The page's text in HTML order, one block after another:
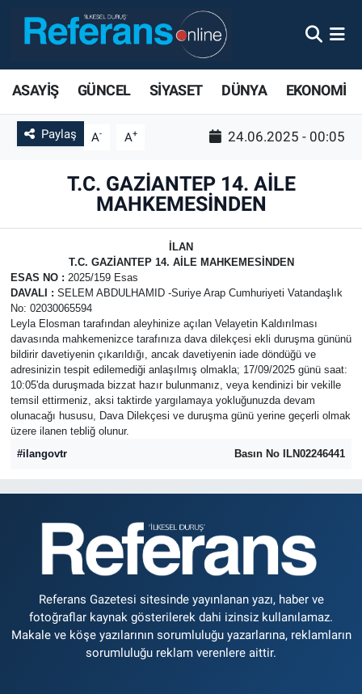
ASAYİŞ GÜNCEL SİYASET DÜNYA EKONOMİ
Paylaş A- A+ 24.06.2025 - 00:05
T.C. GAZİANTEP 14. AİLE
MAHKEMESİNDEN
İLAN
T.C. GAZİANTEP 14. AİLE MAHKEMESİNDEN
ESAS NO : 2025/159 Esas
DAVALI : SELEM ABDULHAMID -Suriye Arap Cumhuriyeti Vatandaşlık
No: 02030065594
Leyla Elosman tarafından aleyhinize açılan Velayetin Kaldırılması
davasında mahkemenizce tarafınıza dava dilekçesi ekli duruşma gününü
bildirir davetiyenin çıkarıldığı, ancak davetiyenin iade döndüğü ve
adresinizin tespit edilemediği anlaşılmış olmakla; 17/09/2025 günü saat:
10:05'da duruşmada bizzat hazır bulunmanız, veya kendinizi bir vekille
temsil ettirmeniz, aksi taktirde yargılamaya yokluğunuzda devam
olunacağı hususu, Dava Dilekçesi ve duruşma günü yerine geçerli olmak
üzere ilanen tebliğ olunur.
#ilangovtr
Basın No ILN02246441
Referans Gazetesi sitesinde yayınlanan yazı, haber ve
fotoğraflar kaynak gösterilerek dahi izinsiz kullanılamaz.
Makale ve köşe yazılarının sorumluluğu yazarlarına, reklamların
sorumluluğu reklam verenlere aittir.